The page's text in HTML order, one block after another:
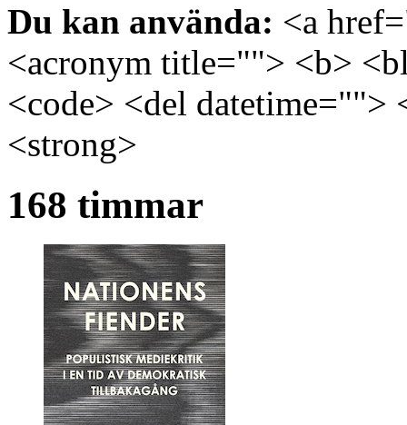
Du kan använda: <a
<acronym title=""> <b>
<code> <del
<strong>
168 timmar